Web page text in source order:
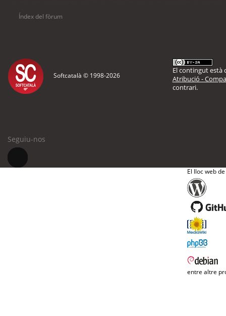
Índex del fòrum
Softcatalà © 1998-2026
El contingut està
Atribució -
contrari.
Seguiu-nos
El lloc web
entre altre